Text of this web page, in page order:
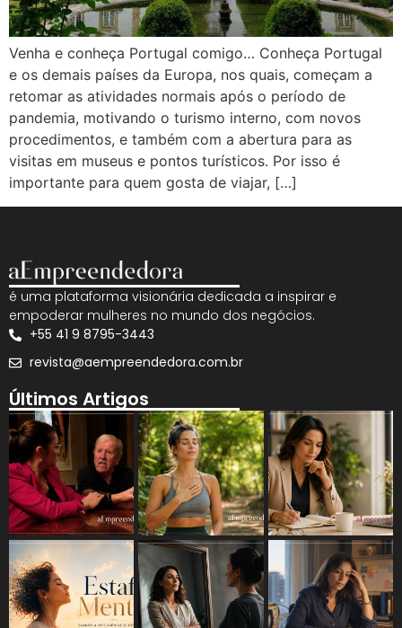
Venha e conheça Portugal comigo… Conheça Portugal
e os demais países da Europa, nos quais, começam a
retomar as atividades normais após o período de
pandemia, motivando o turismo interno, com novos
procedimentos, e também com a abertura para as
visitas em museus e pontos turísticos. Por isso é
importante para quem gosta de viajar, […]
é uma plataforma visionária dedicada a inspirar e
empoderar mulheres no mundo dos negócios.
+55 41 9 8795-3443
revista@aempreendedora.com.br
Últimos Artigos